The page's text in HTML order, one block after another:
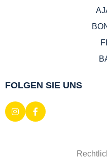
FOLGEN SIE UNS